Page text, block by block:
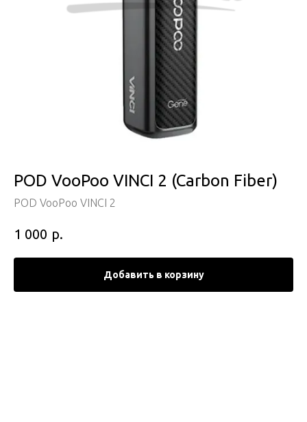
POD VooPoo VINCI 2 (Carbon Fiber)
POD VooPoo VINCI 2
1 000 р.
Добавить в корзину